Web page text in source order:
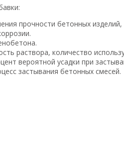
прочности бетонных
раствора, количество
вероятной усадки при
застывания бетонных смесей.